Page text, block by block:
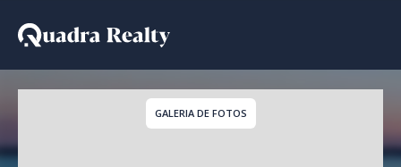
Apartamento a venda
GALERIA DE FOTOS